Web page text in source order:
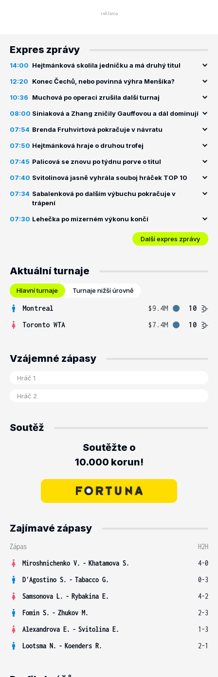
Expres zprávy
14:00 Hejtmánková skolila jedničku a má druhý titul
12:20 Konec Čechů, nebo povinná výhra Menšíka?
10:36 Muchová po operaci zrušila další turnaj
08:00 Siniaková a Zhang zničily Gauffovou a dál dominují
07:54 Brenda Fruhvirtová pokračuje v návratu
07:50 Hejtmánková hraje o druhou trofej
07:45 Palicová se znovu po týdnu porve o titul
07:40 Svitolinová jasně vyhrála souboj hráček TOP 10
07:34 Sabalenková po dalším výbuchu pokračuje v
trápení
07:30 Lehečka po mizerném výkonu končí
Další expres zprávy
Aktuální turnaje
Hlavní turnaje Turnaje nižší úrovně
Montreal $9.4M
10
Toronto WTA
$7.4M 10
Vzájemné zápasy
Soutěž
Soutěžte o
10.000 korun!
Zajímavé zápasy
Zápas
H2H
Miroshnichenko V. - Khatamova S.
4-0
D'Agostino S. - Tabacco G.
0-3
Samsonova L. - Rybakina E.
4-2
Fomin S. - Zhukov M.
2-3
Alexandrova E. - Svitolina E.
1-3
Lootsma N. - Koenders R. 2-1